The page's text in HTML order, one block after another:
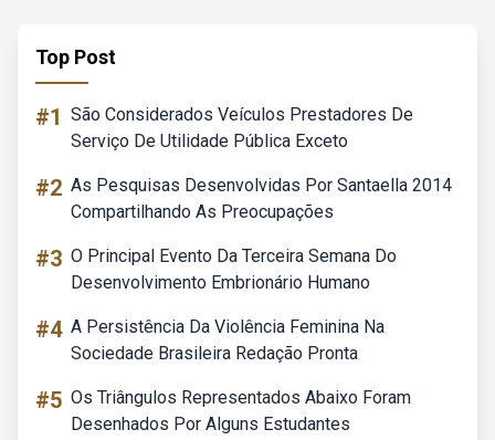
Top Post
#1 São Considerados Veículos Prestadores De
Serviço De Utilidade Pública Exceto
#2 As Pesquisas Desenvolvidas Por Santaella 2014
Compartilhando As Preocupações
#3 O Principal Evento Da Terceira Semana Do
Desenvolvimento Embrionário Humano
#4 A Persistência Da Violência Feminina Na
Sociedade Brasileira Redação Pronta
#5 Os Triângulos Representados Abaixo Foram
Desenhados Por Alguns Estudantes